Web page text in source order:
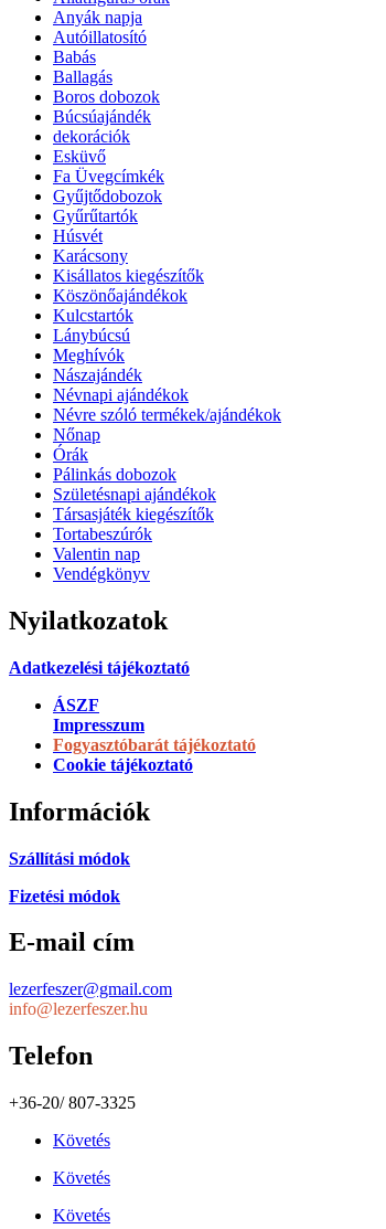
Anyák napja
Autóillatosító
Babás
Ballagás
Boros dobozok
Búcsúajándék
dekorációk
Esküvő
Fa Üvegcímkék
Gyűjtődobozok
Gyűrűtartók
Húsvét
Karácsony
Kisállatos kiegészítők
Köszönőajándékok
Kulcstartók
Lánybúcsú
Meghívók
Nászajándék
Névnapi ajándékok
Névre szóló termékek/ajándékok
Nőnap
Órák
Pálinkás dobozok
Születésnapi ajándékok
Társasjáték kiegészítők
Tortabeszúrók
Valentin nap
Vendégkönyv
Nyilatkozatok
Adatkezelési tájékoztató
ÁSZF
Impresszum
Fogyasztóbarát tájékoztató
Cookie tájékoztató
Információk
Szállítási módok
Fizetési módok
E-mail cím
lezerfeszer@gmail.com
info@lezerfeszer.hu
Telefon
+36-20/ 807-3325
Követés
Követés
Követés